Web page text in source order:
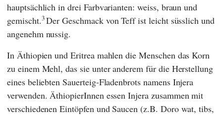
hauptsächlich in drei Farbvarianten: weiss, braun und
gemischt.3Der Geschmack von Teff ist leicht süsslich und
angenehm nussig.
In Äthiopien und Eritrea mahlen die Menschen das Korn
zu einem Mehl, das sie unter anderem für die Herstellung
eines beliebten Sauerteig-Fladenbrots namens Injera
verwenden. ÄthiopierInnen essen Injera zusammen mit
verschiedenen Eintöpfen und Saucen (z.B. Doro wat, tibs,